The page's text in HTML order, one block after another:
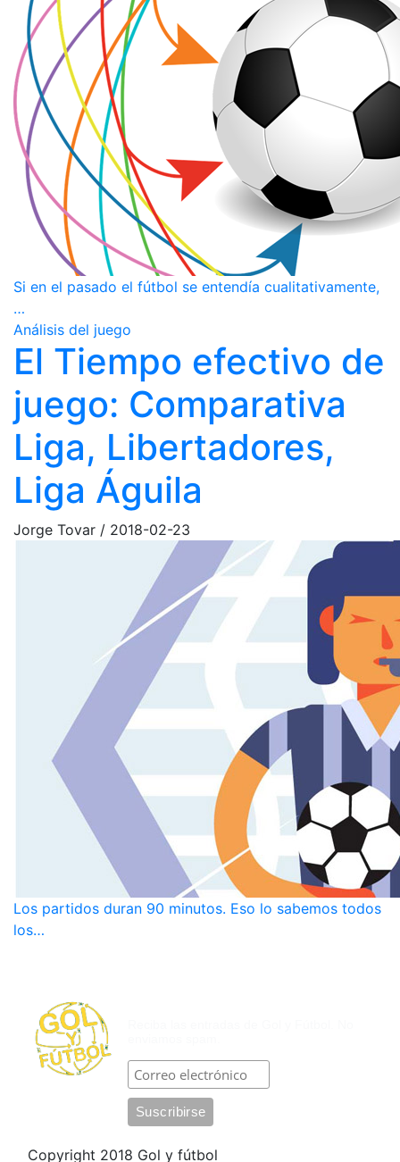
Si en el pasado el fútbol se entendía cualitativamente,
…
Análisis del juego
El Tiempo efectivo de
juego: Comparativa
Liga, Libertadores,
Liga Águila
Jorge Tovar / 2018-02-23
Los partidos duran 90 minutos. Eso lo sabemos todos
los…
Copyright 2018 Gol y fútbol